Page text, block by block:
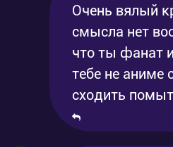
Очень вялый
смысла нет
что ты фанат
тебе не аниме
сходить